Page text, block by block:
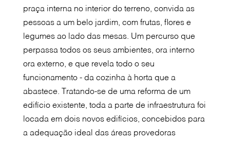
praça interna no interior do terreno, convida as
pessoas a um belo jardim, com frutas, flores e
legumes ao lado das mesas. Um percurso que
perpassa todos os seus ambientes, ora interno
ora externo, e que revela todo o seu
funcionamento - da cozinha à horta que a
abastece. Tratando-se de uma reforma de um
edifício existente, toda a parte de infraestrutura foi
locada em dois novos edifícios, concebidos para
a adequação ideal das áreas provedoras